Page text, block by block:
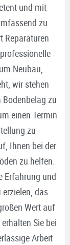
und mit
zu
Reparaturen
Neubau,
wir stehen
zu
einen Termin
zu
Ihnen bei der
zu helfen.
Erfahrung und
das
Wert auf
Sie bei
Arbeit